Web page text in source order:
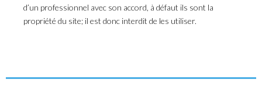
d’un professionnel avec son accord, à défaut ils sont la
propriété du site; il est donc interdit de les utiliser.